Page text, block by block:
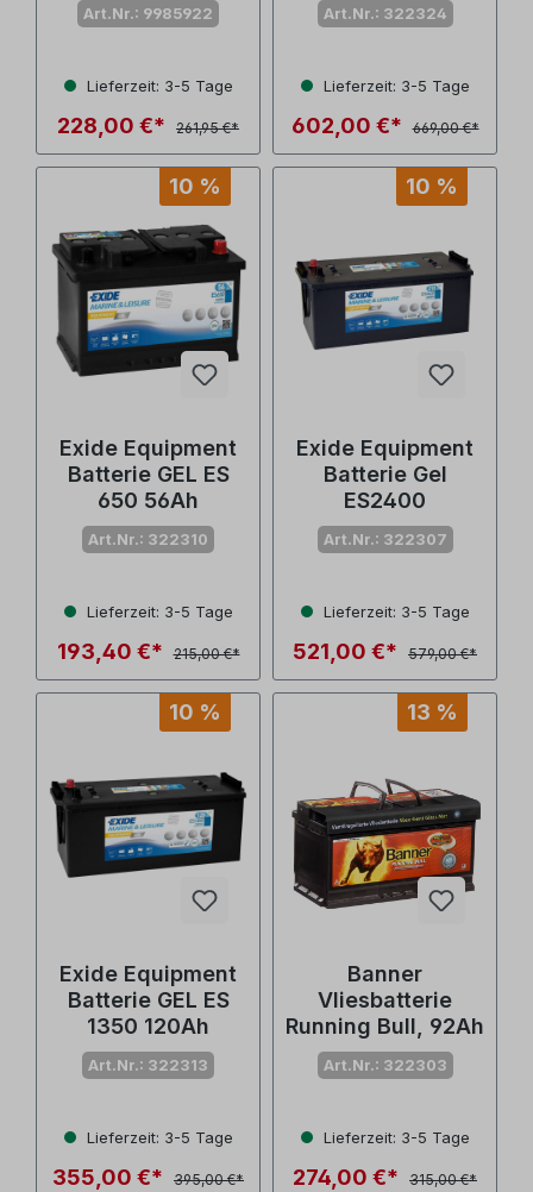
Art.Nr.: 9985922
Lieferzeit: 3-5 Tage
228,00 €* 261,95 €*
Art.Nr.: 322324
Lieferzeit: 3-5 Tage
602,00 €* 669,00 €*
10 %
Exide Equipment
Batterie GEL ES
650 56Ah
Art.Nr.: 322310
Lieferzeit: 3-5 Tage
193,40 €* 215,00 €*
10 %
Exide Equipment
Batterie Gel
ES2400
Art.Nr.: 322307
Lieferzeit: 3-5 Tage
521,00 €* 579,00 €*
10 %
Exide Equipment
Batterie GEL ES
1350 120Ah
Art.Nr.: 322313
Lieferzeit: 3-5 Tage
355,00 €* 395,00 €*
13 %
Banner
Vliesbatterie
Running Bull, 92Ah
Art.Nr.: 322303
Lieferzeit: 3-5 Tage
274,00 €* 315,00 €*